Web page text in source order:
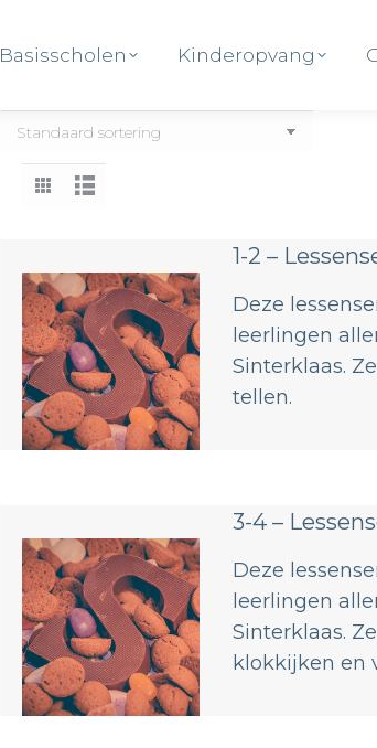
Basisscholen Kinderopvang
1-2 –
Deze
leerlingen
Sinterklaas.
tellen.
3-4 –
Deze
leerlingen
Sinterklaas.
klokkijken en
Basisscholen Kinderopvang